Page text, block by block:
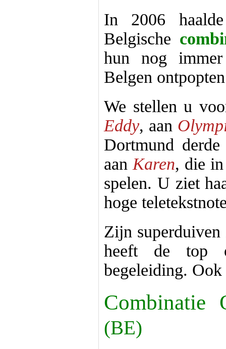
In 2006
Belgische
hun nog immer
Belgen
We stellen u
Eddy, aan
Dortmund
aan Karen, die
spelen. U ziet
hoge
Zijn superduiven
heeft de top
begeleiding.
Combinatie
(BE)